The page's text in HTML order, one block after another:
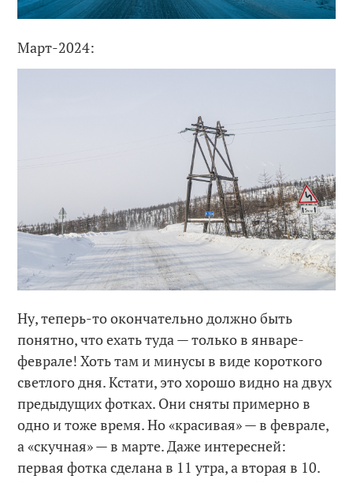
Март-2024:
Ну, теперь-то окончательно должно быть
понятно, что ехать туда — только в январе-
феврале! Хоть там и минусы в виде короткого
светлого дня. Кстати, это хорошо видно на двух
предыдущих фотках. Они сняты примерно в
одно и тоже время. Но «красивая» — в феврале,
а «скучная» — в марте. Даже интересней:
первая фотка сделана в 11 утра, а вторая в 10.